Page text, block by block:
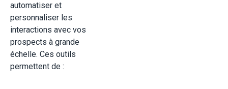
automatiser et
personnaliser les
interactions avec vos
prospects à grande
échelle. Ces outils
permettent de :